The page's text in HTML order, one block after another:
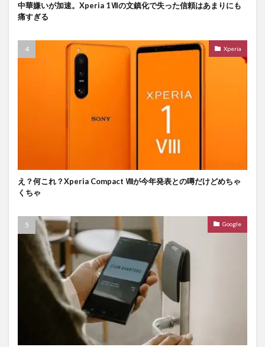
中華嫌いが加速。Xperia 1Ⅶの文鎮化で失った信頼はあまりにも
痛すぎる
Xperia
え？何これ？Xperia Compact Ⅷが今年発表との噂だけどめちゃ
くちゃ
Google